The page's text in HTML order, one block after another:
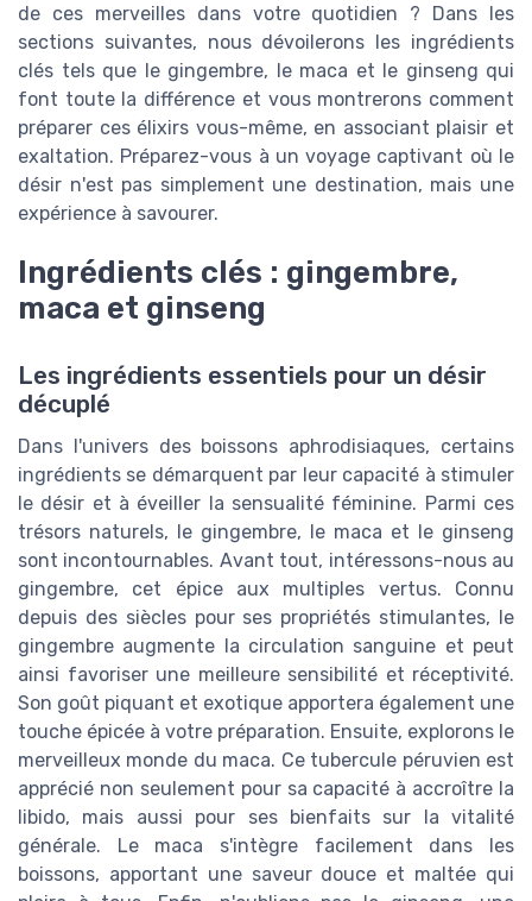
de ces merveilles dans votre quotidien ? Dans les
sections suivantes, nous dévoilerons les ingrédients
clés tels que le gingembre, le maca et le ginseng qui
font toute la différence et vous montrerons comment
préparer ces élixirs vous-même, en associant plaisir et
exaltation. Préparez-vous à un voyage captivant où le
désir n'est pas simplement une destination, mais une
expérience à savourer.
Ingrédients clés : gingembre,
maca et ginseng
Les ingrédients essentiels pour un désir
décuplé
Dans l'univers des boissons aphrodisiaques, certains
ingrédients se démarquent par leur capacité à stimuler
le désir et à éveiller la sensualité féminine. Parmi ces
trésors naturels, le gingembre, le maca et le ginseng
sont incontournables. Avant tout, intéressons-nous au
gingembre, cet épice aux multiples vertus. Connu
depuis des siècles pour ses propriétés stimulantes, le
gingembre augmente la circulation sanguine et peut
ainsi favoriser une meilleure sensibilité et réceptivité.
Son goût piquant et exotique apportera également une
touche épicée à votre préparation. Ensuite, explorons le
merveilleux monde du maca. Ce tubercule péruvien est
apprécié non seulement pour sa capacité à accroître la
libido, mais aussi pour ses bienfaits sur la vitalité
générale. Le maca s'intègre facilement dans les
boissons, apportant une saveur douce et maltée qui